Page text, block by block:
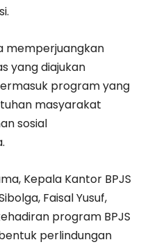
memperjuangkan
yang diajukan
program yang
masyarakat
sosial
Kepala Kantor BPJS
Faisal Yusuf,
program BPJS
perlindungan